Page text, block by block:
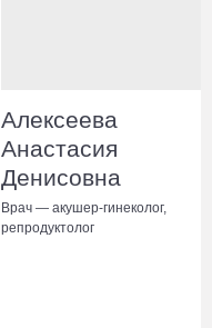
Алексеева
Анастасия
Денисовна
Врач — акушер-гинеколог,
репродуктолог